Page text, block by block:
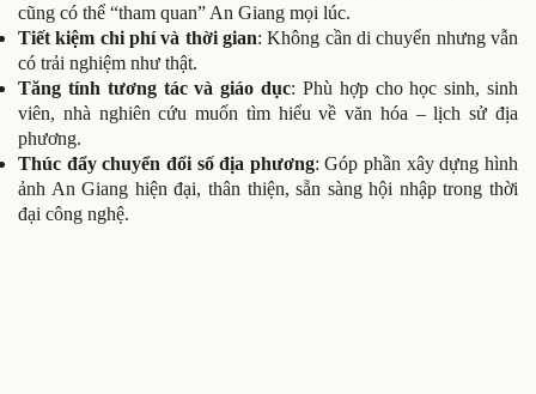
cũng có thể “tham quan” An Giang mọi lúc.
Tiết kiệm chi phí và thời gian: Không cần di chuyển nhưng vẫn
có trải nghiệm như thật.
Tăng tính tương tác và giáo dục: Phù hợp cho học sinh, sinh
viên, nhà nghiên cứu muốn tìm hiểu về văn hóa – lịch sử địa
phương.
Thúc đẩy chuyển đổi số địa phương: Góp phần xây dựng hình
ảnh An Giang hiện đại, thân thiện, sẵn sàng hội nhập trong thời
đại công nghệ.